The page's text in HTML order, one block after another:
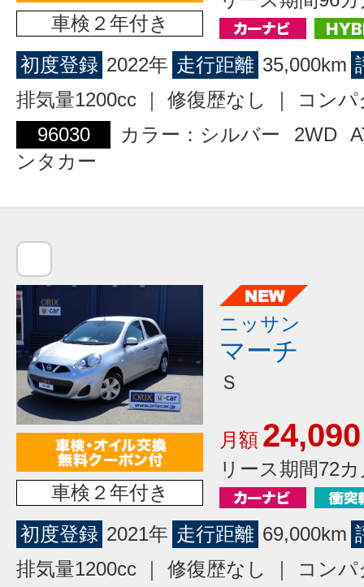
車検２年付き
初度登録 2022年 走行距離 35,000km
排気量1200cc ｜ 修復歴なし ｜ コン
96030
カラー：シルバー 2WD
ンタカー
車検２年付き
ニッサン
マーチ
Ｓ
月額 24,090
リース期間72
初度登録 2021年 走行距離 69,000km
排気量1200cc ｜ 修復歴なし ｜ コン